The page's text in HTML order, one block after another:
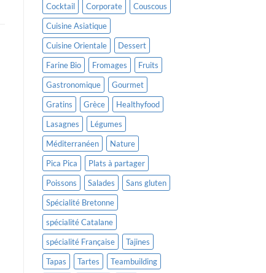
Cocktail
Corporate
Couscous
Cuisine Asiatique
Cuisine Orientale
Dessert
Farine Bio
Fromages
Fruits
Gastronomique
Gourmet
Gratins
Grèce
Healthyfood
Lasagnes
Légumes
Méditerranéen
Nature
Pica Pica
Plats à partager
Poissons
Salades
Sans gluten
Spécialité Bretonne
spécialité Catalane
spécialité Française
Tajines
Tapas
Tartes
Teambuilding